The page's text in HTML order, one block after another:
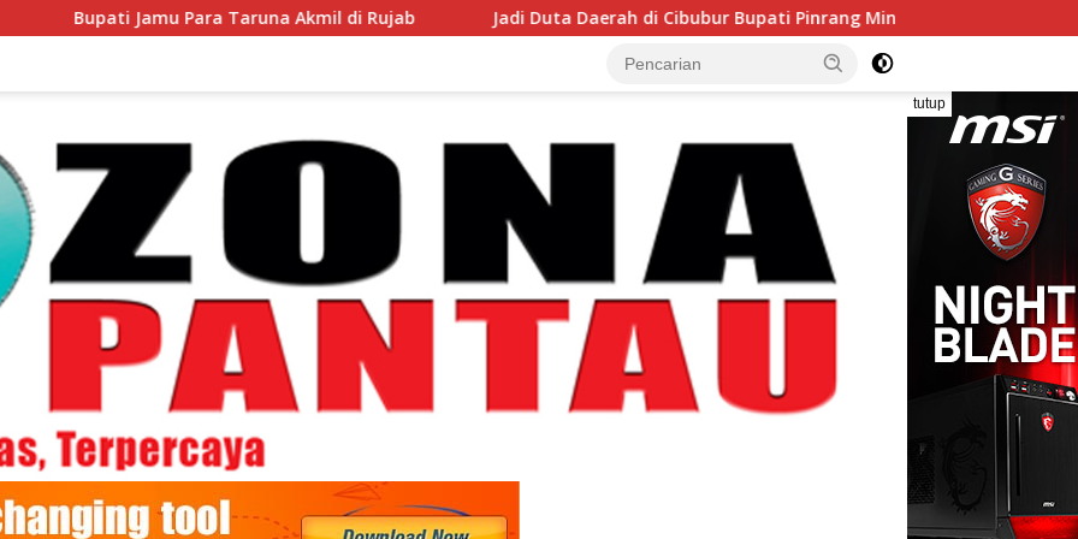
Para Taruna Akmil di Rujab Jadi Duta Daerah di Cibubur Bupati Pinrang Minta Kontingen Pramuka Jaga Nama Baik
tutup